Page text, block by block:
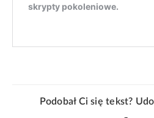
Podobał Ci się tekst?